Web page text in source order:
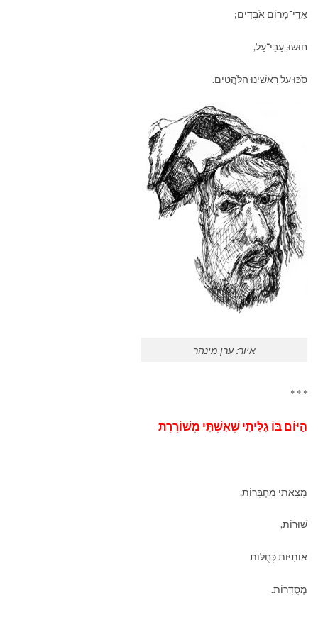
אֵדֵי־מָרוֹם אֹבְדִים;
חוּשׁוּ, עָבֵי־עַל,
סֹכּוּ עַל רָאשֵׁינוּ הַלֹּהֲטִים.
איור: ערן מינהר
* * *
הַיּוֹם בּוֹ גִּלִּיתִי שֶׁאִשְׁתִּי מְשׁוֹרֶרֶת
מָצָאתִי מַחְבָּרוֹת,
שׁוּרוֹת,
אוֹתִיּוֹת כְּחֻלּוֹת
מְסֻדָּרוֹת.